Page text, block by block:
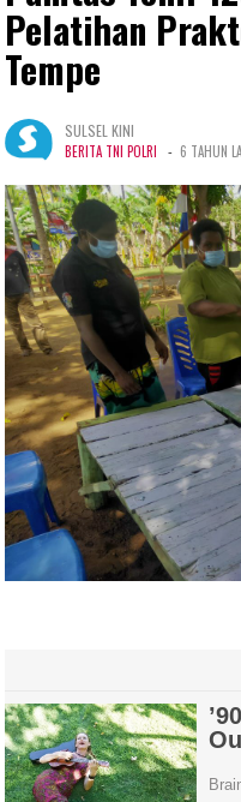
Pelatihan
Tempe
SULSEL KINI
BERITA TNI POLRI - 6 TAHUN